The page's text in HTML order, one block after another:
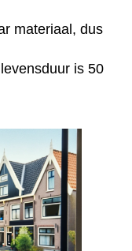
materiaal, dus
is 50